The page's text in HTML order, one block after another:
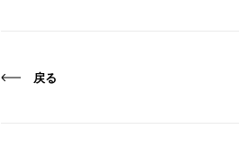
戻る